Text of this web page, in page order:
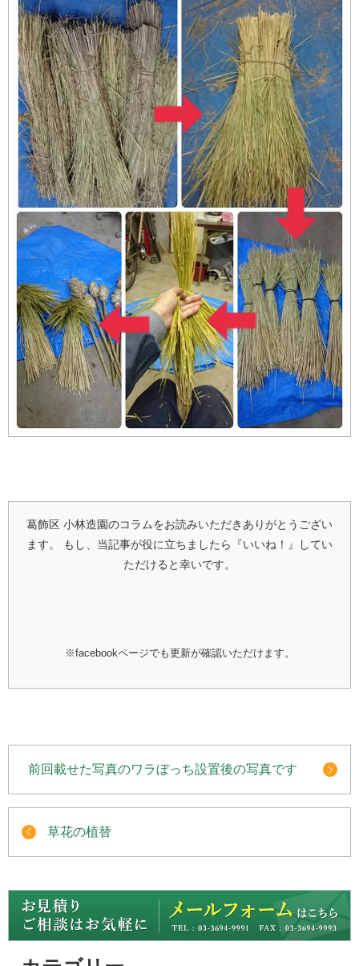
葛飾区 小林造園のコラムをお読みいただきありがとうござい
ます。
もし、当記事が役に立ちましたら『いいね！』してい
ただけると幸いです。
※facebookページでも更新が確認いただけます。
前回載せた写真のワラぼっち設置後の写真です
草花の植替